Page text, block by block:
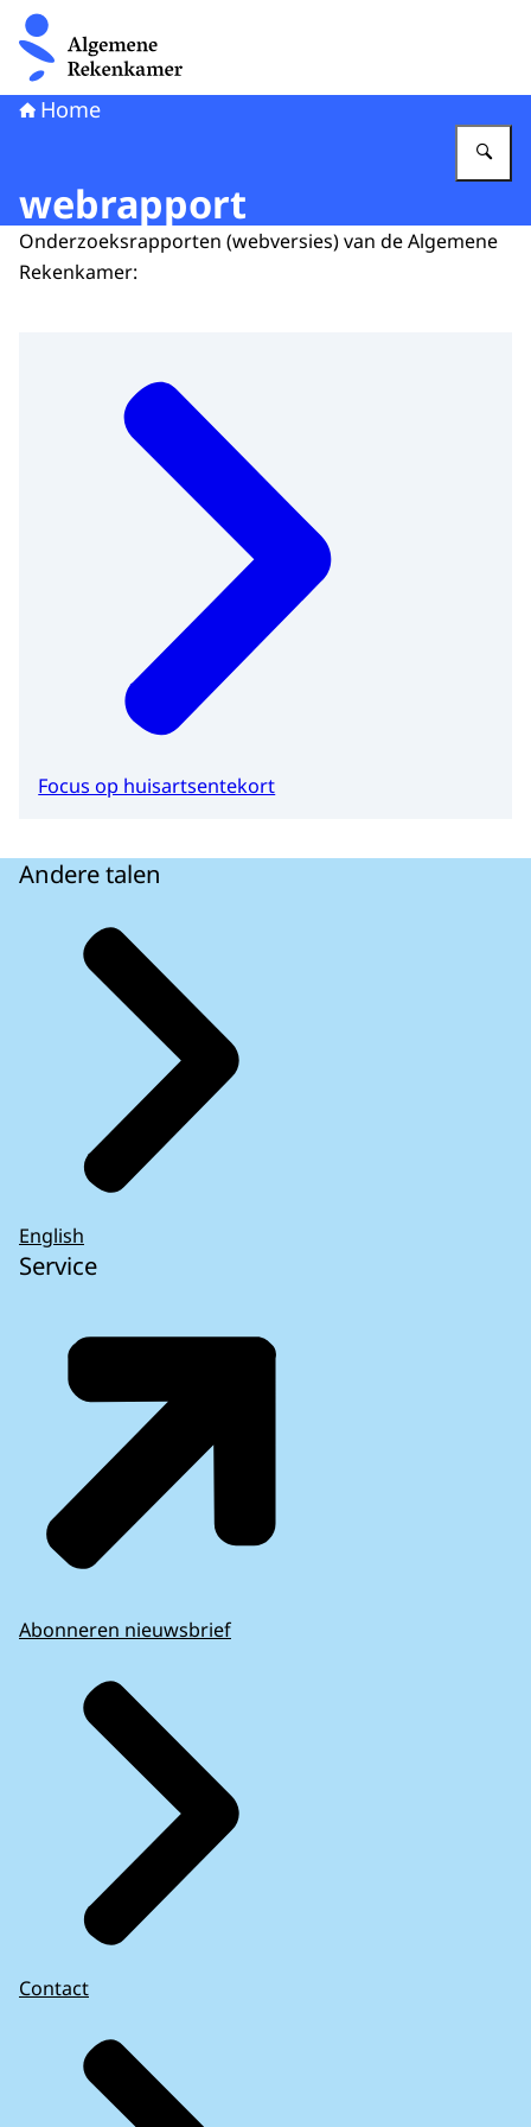
Naar de homepage van Algemene Rekenkamer
Home
webrapport
Onderzoeksrapporten (webversies) van de Algemene
Rekenkamer:
Focus op huisartsentekort
Andere talen
English
Service
Abonneren nieuwsbrief
Contact